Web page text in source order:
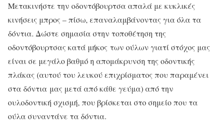
Μετακινήστε την οδοντόβουρτσα απαλά με κυκλικές
κινήσεις μπρος – πίσω, επαναλαμβάνοντας για όλα τα
δόντια. Δώστε σημασία στην τοποθέτηση της
οδοντόβουρτσας κατά μήκος των ούλων γιατί στόχος μας
είναι σε μεγάλο βαθμό η απομάκρυνση της οδοντικής
πλάκας (αυτού του λευκού επιχρίσματος που παραμένει
στα δόντια μας μετά από κάθε γεύμα) από την
ουλοδοντική σχισμή, που βρίσκεται στο σημείο που τα
ούλα συναντάνε τα δόντια.